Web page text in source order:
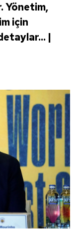
Yönetim,
için
|